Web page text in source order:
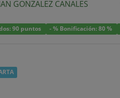
GONZALEZ CANALES
90 puntos - % Bonificación: 80 %